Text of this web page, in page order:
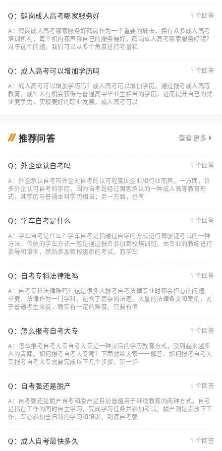
Q：鹤岗成人高考哪家服务好
1 个回答
A：鹤岗成人高考哪家服务好鹤岗作为一个重要的城市，拥有众多成人高考
培训机构，每个机构都声称自己的服务最好。鹤岗成人高考哪家服务好呢？
对于这个问题，我们可以从多个角度进行考量和
Q：成人高考可以增加学历吗
1 个回答
A：成人高考可以增加学历吗？成人高考可以增加学历。通过报考成人高等
教育，成年人有机会获得与普通高中毕业生相当的学历，进而提升自己的就
业竞争力，实现更好的职业发展。成人高考可以
推荐问答 查看更多
Q：外企承认自考吗
1 个回答
A：外企承认自考吗外企对自考的认可程度因企业和行业而异。一方面，许
多外企认可自考的学历，因为自考是经过国家承认的一种成人高等教育形
式，其学历与普通本科学历相当；另一方面，也有
Q：学车自考是什么
1 个回答
A：学车自考是什么？学车自考是指通过自学的方式进行驾驶证考试的一种
方法。传统的学车方式一般是通过报名参加驾校培训班，由专业的教练进行
指导和培训，然后参加驾校组织的考试。而学车
Q：自考专科法律难吗
1 个回答
A：自考专科法律难吗？这是很多人报考自考法律专业时都会担心的问题。
毕竟，法律作为一门学科，包含了复杂的法理、大量的法律条文和案例，对
于普通考生来说，确实有一定的难度。只要有恒
Q：怎么报考自考大专
1 个回答
A：怎么报考自考大专自考大专是一种灵活的学历教育方式，受到越来越多
人的青睐。如何报考自考大专呢？下面就给大家一一解答。如何报考自考大
专报考自考大专需要完成以下几个步骤。第一步
Q：自考强还是脱产
1 个回答
A：自考强还是脱产自考和脱产是目前普遍用于继续教育的两种方式。自考
是指在工作的同时自主学习，完成学习任务并参加考试。脱产则是指放下工
作，专心参加全日制的学习和培训。到底自考强
Q：成人自考最快多久 1 个回答